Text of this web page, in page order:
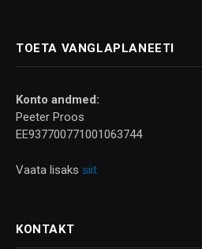
TOETA VANGLAPLANEETI
Konto andmed:
Peeter Proos
EE937700771001063744
Vaata lisaks siit
KONTAKT